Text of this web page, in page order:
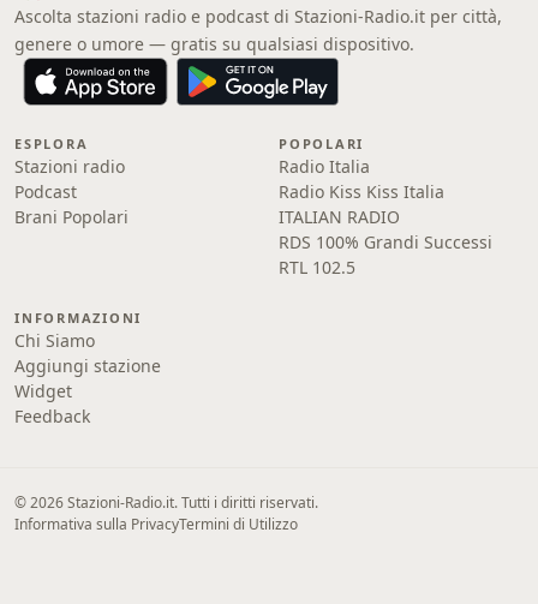
Ascolta stazioni radio e podcast di Stazioni-Radio.it per città,
genere o umore — gratis su qualsiasi dispositivo.
ESPLORA
Stazioni radio
Podcast
Brani Popolari
POPOLARI
Radio Italia
Radio Kiss Kiss Italia
ITALIAN RADIO
RDS 100% Grandi Successi
RTL 102.5
INFORMAZIONI
Chi Siamo
Aggiungi stazione
Widget
Feedback
© 2026 Stazioni-Radio.it. Tutti i diritti riservati.
Informativa sulla PrivacyTermini di Utilizzo